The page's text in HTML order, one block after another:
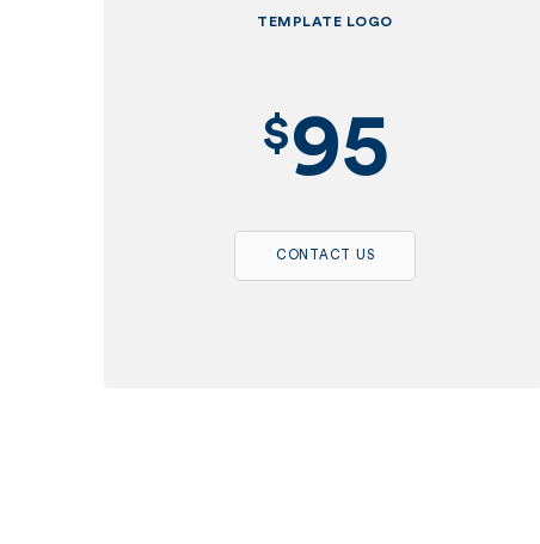
TEMPLATE LOGO
$95
CONTACT US